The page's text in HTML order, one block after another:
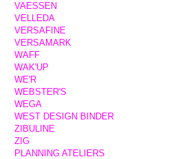
VAESSEN
VELLEDA
VERSAFINE
VERSAMARK
WAFF
WAK'UP
WE'R
WEBSTER'S
WEGA
WEST DESIGN BINDER
ZIBULINE
ZIG
PLANNING ATELIERS